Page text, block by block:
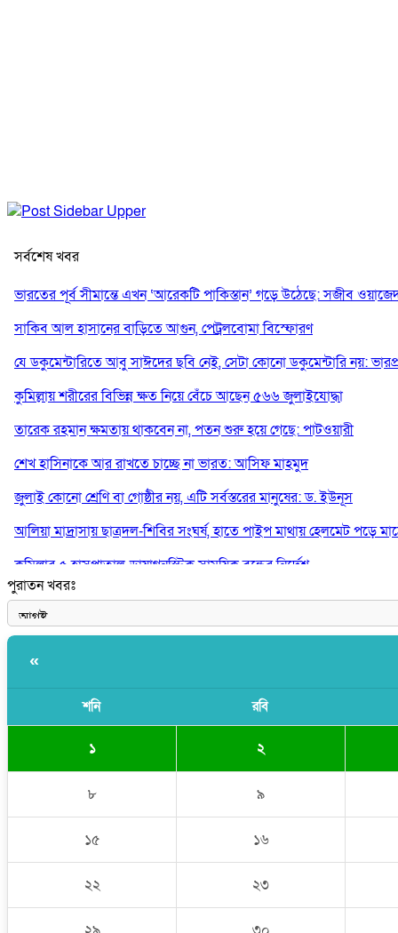
সর্বশেষ খবর
ভারতের পূর্ব সীমান্তে এখন ‘আরেকটি পাকিস্তান’ গড়ে উঠেছে: সজীব
সাকিব আল হাসানের বাড়িতে আগুন, পেট্রলবোমা বিস্ফোরণ
যে ডকুমেন্টারিতে আবু সাঈদের ছবি নেই, সেটা কোনো ডকুমেন্টারি নয়:
কুমিল্লায় শরীরের বিভিন্ন ক্ষত নিয়ে বেঁচে আছেন ৫৬৬ জুলাইযোদ্ধা
তারেক রহমান ক্ষমতায় থাকবেন না, পতন শুরু হয়ে গেছে: পাটওয়ারী
শেখ হাসিনাকে আর রাখতে চাচ্ছে না ভারত: আসিফ মাহমুদ
জুলাই কোনো শ্রেণি বা গোষ্ঠীর নয়, এটি সর্বস্তরের মানুষের: ড. ইউনূস
আলিয়া মাদ্রাসায় ছাত্রদল-শিবির সংঘর্ষ, হাতে পাইপ মাথায় হেলমেট পড়ে
কুমিল্লার ৫ হাসপাতাল-ডায়াগনস্টিক সাময়িক বন্ধের নির্দেশ
পরকীয়ার অভিযোগে গ্রামবাসীর হাতে আটক কনটেন্ট ক্রিয়েটর রিপন মিয়া
পুরাতন খবরঃ
«
শনি রবি
১ ২
৮ ৯
১৫ ১৬
২২ ২৩